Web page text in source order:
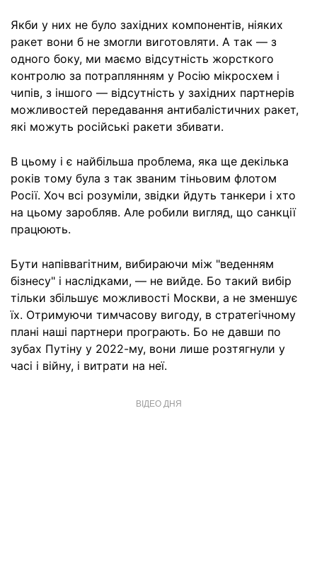
Якби у них не було західних компонентів, ніяких
ракет вони б не змогли виготовляти. А так — з
одного боку, ми маємо відсутність жорсткого
контролю за потраплянням у Росію мікросхем і
чипів, з іншого — відсутність у західних партнерів
можливостей передавання антибалістичних ракет,
які можуть російські ракети збивати.
В цьому і є найбільша проблема, яка ще декілька
років тому була з так званим тіньовим флотом
Росії. Хоч всі розуміли, звідки йдуть танкери і хто
на цьому заробляв. Але робили вигляд, що санкції
працюють.
Бути напіввагітним, вибираючи між "веденням
бізнесу" і наслідками, — не вийде. Бо такий вибір
тільки збільшує можливості Москви, а не зменшує
їх. Отримуючи тимчасову вигоду, в стратегічному
плані наші партнери програють. Бо не давши по
зубах Путіну у 2022-му, вони лише розтягнули у
часі і війну, і витрати на неї.
ВІДЕО ДНЯ